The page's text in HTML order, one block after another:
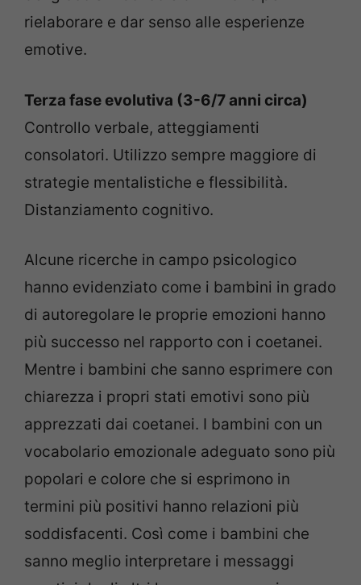
rielaborare e dar senso alle esperienze
emotive.
Terza fase evolutiva (3-6/7 anni circa)
Controllo verbale, atteggiamenti
consolatori. Utilizzo sempre maggiore di
strategie mentalistiche e flessibilità.
Distanziamento cognitivo.
Alcune ricerche in campo psicologico
hanno evidenziato come i bambini in grado
di autoregolare le proprie emozioni hanno
più successo nel rapporto con i coetanei.
Mentre i bambini che sanno esprimere con
chiarezza i propri stati emotivi sono più
apprezzati dai coetanei. I bambini con un
vocabolario emozionale adeguato sono più
popolari e colore che si esprimono in
termini più positivi hanno relazioni più
soddisfacenti. Così come i bambini che
sanno meglio interpretare i messaggi